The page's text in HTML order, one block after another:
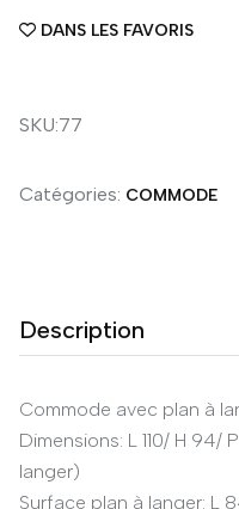
DANS LES FAVORIS
SKU:77
Catégories: COMMODE
Description
Commode avec plan à
Dimensions: L 110/ H 94/
langer)
Surface plan à langer: L